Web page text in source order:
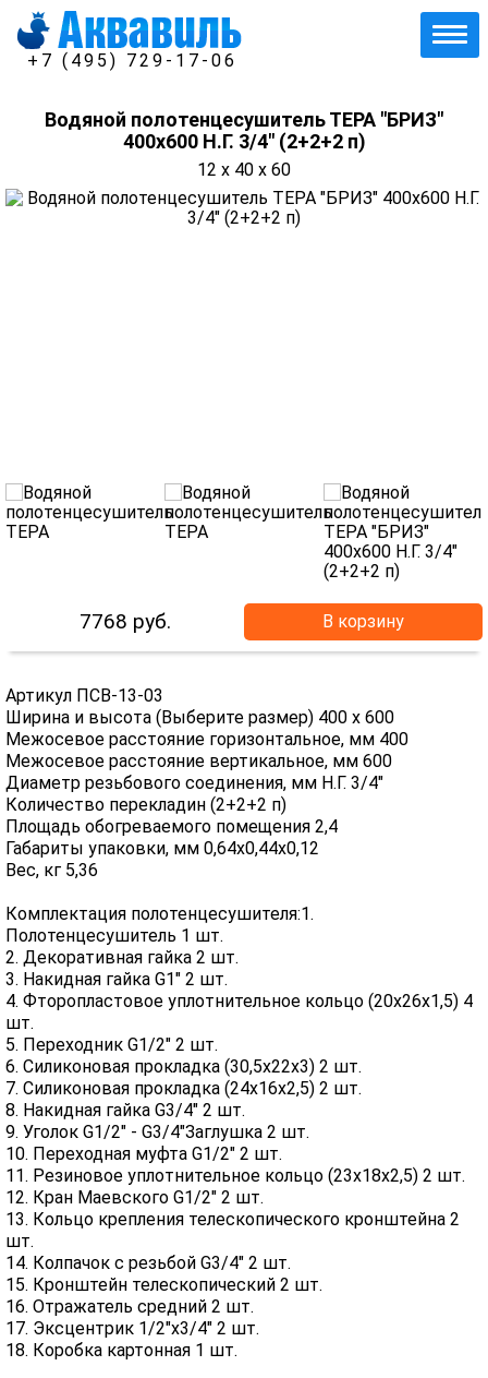
+7 (495) 729-17-06
Водяной полотенцесушитель ТЕРА "БРИЗ"
400х600 Н.Г. 3/4" (2+2+2 п)
12 x 40 x 60
7768 руб. В корзину
Артикул ПСВ-13-03
Ширина и высота (Выберите размер) 400 х 600
Межосевое расстояние горизонтальное, мм 400
Межосевое расстояние вертикальное, мм 600
Диаметр резьбового соединения, мм Н.Г. 3/4"
Количество перекладин (2+2+2 п)
Площадь обогреваемого помещения 2,4
Габариты упаковки, мм 0,64х0,44х0,12
Вес, кг 5,36
Комплектация полотенцесушителя:1.
Полотенцесушитель 1 шт.
2. Декоративная гайка 2 шт.
3. Накидная гайка G1" 2 шт.
4. Фторопластовое уплотнительное кольцо (20х26х1,5) 4
шт.
5. Переходник G1/2" 2 шт.
6. Силиконовая прокладка (30,5х22х3) 2 шт.
7. Силиконовая прокладка (24х16х2,5) 2 шт.
8. Накидная гайка G3/4" 2 шт.
9. Уголок G1/2" - G3/4"Заглушка 2 шт.
10. Переходная муфта G1/2" 2 шт.
11. Резиновое уплотнительное кольцо (23х18х2,5) 2 шт.
12. Кран Маевского G1/2" 2 шт.
13. Кольцо крепления телескопического кронштейна 2
шт.
14. Колпачок с резьбой G3/4" 2 шт.
15. Кронштейн телескопический 2 шт.
16. Отражатель средний 2 шт.
17. Эксцентрик 1/2"х3/4" 2 шт.
18. Коробка картонная 1 шт.